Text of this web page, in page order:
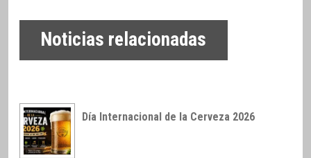
Noticias relacionadas
Día Internacional de la Cerveza 2026